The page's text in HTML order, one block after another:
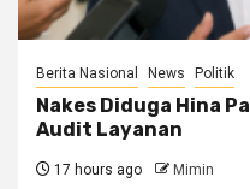
Berita Nasional News Politik
Nakes Diduga Hina
Audit Layanan
17 hours ago Mimin